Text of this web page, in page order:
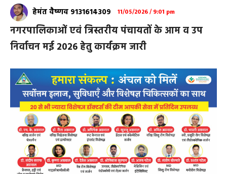
हेमंत वैष्णव 9131614309 11/05/2026 / 9:01 pm
नगरपालिकाओं एवं त्रिस्तरीय पंचायतों के आम व उप
निर्वाचन मई 2026 हेतु कार्यक्रम जारी